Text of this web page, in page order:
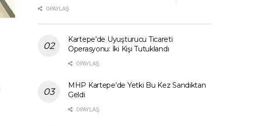
0 PAYLAŞ
Kartepe’de Uyuşturucu Ticareti
Operasyonu: İki Kişi Tutuklandı
0 PAYLAŞ
MHP Kartepe’de Yetki Bu Kez Sandıktan
Geldi
0 PAYLAŞ